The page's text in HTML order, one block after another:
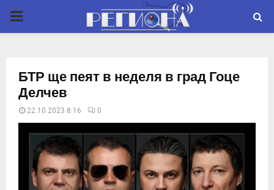
P
M
БТР ще пеят в неделя в град Гоце
Делчев
22.10.2023 8:16 0